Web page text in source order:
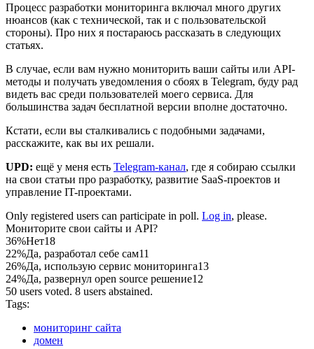
Процесс разработки мониторинга включал много других
нюансов (как с технической, так и с пользовательской
стороны). Про них я постараюсь рассказать в следующих
статьях.
В случае, если вам нужно мониторить ваши сайты или API-
методы и получать уведомления о сбоях в Telegram, буду рад
видеть вас среди пользователей моего сервиса. Для
большинства задач бесплатной версии вполне достаточно.
Кстати, если вы сталкивались с подобными задачами,
расскажите, как вы их решали.
UPD: ещё у меня есть Telegram-канал, где я собираю ссылки
на свои статьи про разработку, развитие SaaS-проектов и
управление IT-проектами.
Only registered users can participate in poll. Log in, please.
Мониторите свои сайты и API?
36%Нет18
22%Да, разработал себе сам11
26%Да, использую сервис мониторинга13
24%Да, развернул open source решение12
50 users voted. 8 users abstained.
Tags:
мониторинг сайта
домен